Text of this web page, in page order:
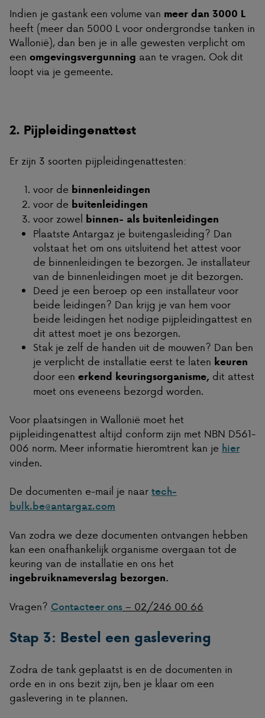
Indien je gastank een volume van meer dan 3000 L
heeft (meer dan 5000 L voor ondergrondse tanken in
Wallonië), dan ben je in alle gewesten verplicht om
een omgevingsvergunning aan te vragen. Ook dit
loopt via je gemeente.
2. Pijpleidingenattest
Er zijn 3 soorten pijpleidingenattesten:
voor de binnenleidingen
voor de buitenleidingen
voor zowel binnen- als buitenleidingen
Plaatste Antargaz je buitengasleiding? Dan
volstaat het om ons uitsluitend het attest voor
de binnenleidingen te bezorgen. Je installateur
van de binnenleidingen moet je dit bezorgen.
Deed je een beroep op een installateur voor
beide leidingen? Dan krijg je van hem voor
beide leidingen het nodige pijpleidingattest en
dit attest moet je ons bezorgen.
Stak je zelf de handen uit de mouwen? Dan ben
je verplicht de installatie eerst te laten keuren
door een erkend keuringsorganisme, dit attest
moet ons eveneens bezorgd worden.
Voor plaatsingen in Wallonië moet het
pijpleidingenattest altijd conform zijn met NBN D561-
006 norm. Meer informatie hieromtrent kan je hier
vinden.
De documenten e-mail je naar tech-
bulk.be@antargaz.com
Van zodra we deze documenten ontvangen hebben
kan een onafhankelijk organisme overgaan tot de
keuring van de installatie en ons het
ingebruiknameverslag bezorgen.
Vragen? Contacteer ons – 02/246 00 66
Stap 3: Bestel een gaslevering
Zodra de tank geplaatst is en de documenten in
orde en in ons bezit zijn, ben je klaar om een
gaslevering in te plannen.